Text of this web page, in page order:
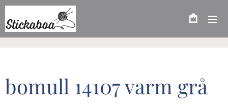
bomull 14107 varm grå